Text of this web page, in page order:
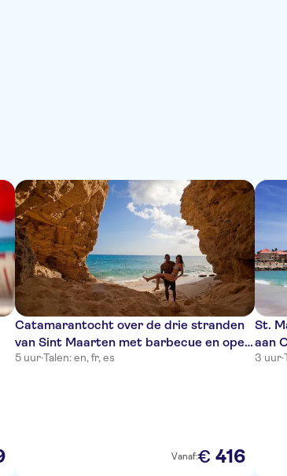
Catamarantocht over de drie stranden
van Sint Maarten met barbecue en open
bar
5 uur·Talen: en, fr, es
Vanaf:€ 416
St.
aan
3 uur·